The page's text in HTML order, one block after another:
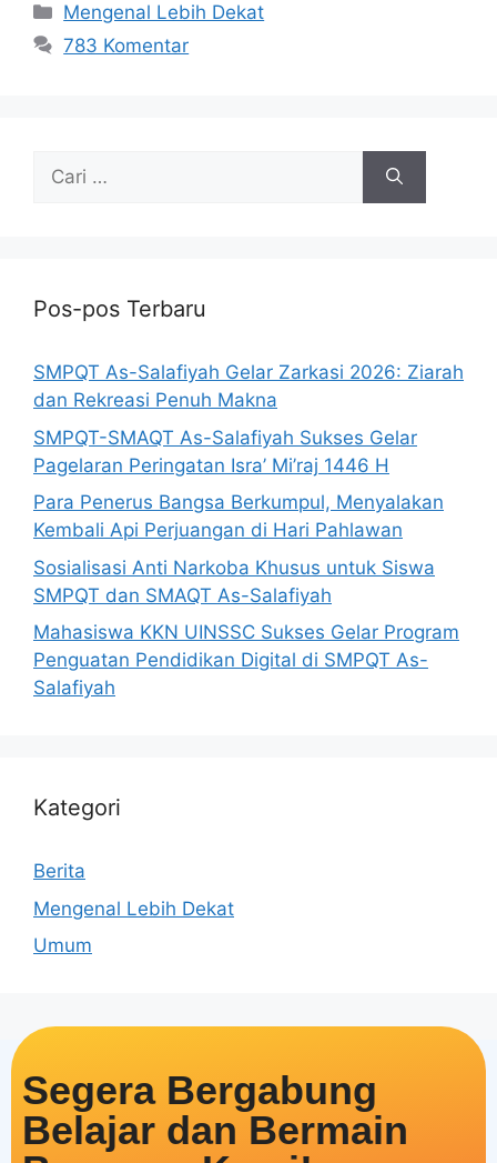
Mengenal Lebih Dekat
783 Komentar
Pos-pos Terbaru
SMPQT As-Salafiyah Gelar Zarkasi 2026: Ziarah
dan Rekreasi Penuh Makna
SMPQT-SMAQT As-Salafiyah Sukses Gelar
Pagelaran Peringatan Isra’ Mi’raj 1446 H
Para Penerus Bangsa Berkumpul, Menyalakan
Kembali Api Perjuangan di Hari Pahlawan
Sosialisasi Anti Narkoba Khusus untuk Siswa
SMPQT dan SMAQT As-Salafiyah
Mahasiswa KKN UINSSC Sukses Gelar Program
Penguatan Pendidikan Digital di SMPQT As-
Salafiyah
Kategori
Berita
Mengenal Lebih Dekat
Umum
Segera Bergabung
Belajar dan Bermain